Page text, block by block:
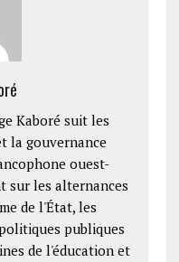
Kaboré suit les
la gouvernance
ouest-
sur les alternances
de l'État, les
publiques
de l'éducation et